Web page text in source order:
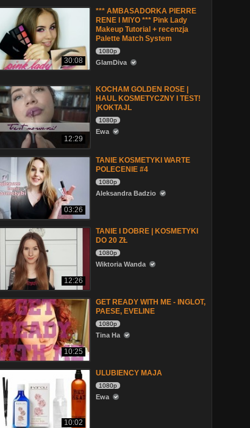
30:08
*** AMBASADORKA PIERRE
RENE I MIYO *** Pink Lady
Makeup Tutorial + recenzja
Palette Match System
1080p
GlamDiva
12:29
KOCHAM GOLDEN ROSE |
HAUL KOSMETYCZNY I TEST!
|KOKTAJL
1080p
Ewa
03:26
TANIE KOSMETYKI WARTE
POLECENIE #4
1080p
Aleksandra Badzio
12:26
TANIE I DOBRE | KOSMETYKI
DO 20 ZŁ
1080p
Wiktoria Wanda
10:25
GET READY WITH ME - INGLOT,
PAESE, EVELINE
1080p
Tina Ha
10:02
ULUBIENCY MAJA
1080p
Ewa